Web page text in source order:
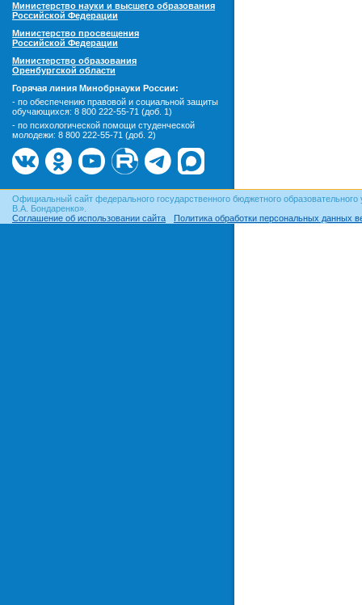
Министерство науки и высшего образования
Российской Федерации
Министерство просвещения
Российской Федерации
Министерство образования
Оренбургской области
Горячая линия Минобрнауки России:
- по обеспечению правовой и социальной защиты
обучающихся: 8 800 222-55-71 (доб. 1)
- по психологической помощи студенческой
молодежи: 8 800 222-55-71 (доб. 2)
Официальный сайт федерального государственного бюджетного
В.А. Бондаренко».
Соглашение об использовании сайта
Политика обработки персональных данных